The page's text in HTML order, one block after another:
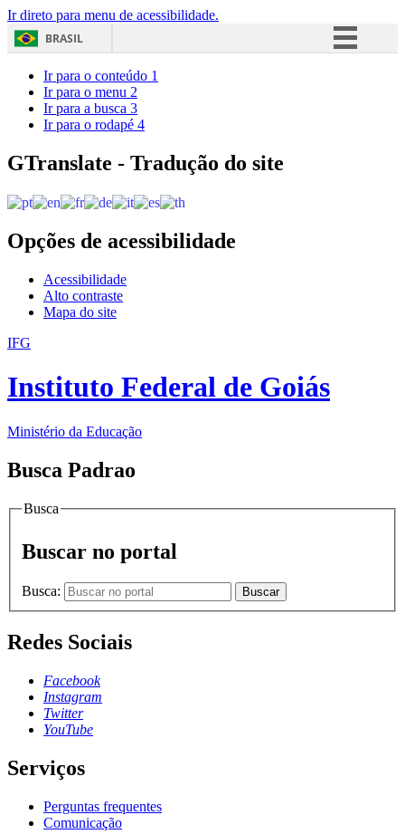
Ir direto para menu de acessibilidade.
BRASIL
Acesso à informação
Ir para o conteúdo 1
Ir para o menu 2
Ir para a busca 3
Ir para o rodapé 4
GTranslate - Tradução do site
Opções de acessibilidade
Acessibilidade
Alto contraste
Mapa do site
IFG
Instituto Federal de Goiás
Ministério da Educação
Busca Padrao
Busca
Buscar no portal
Busca: Buscar
Redes Sociais
Facebook
Instagram
Twitter
YouTube
Serviços
Perguntas frequentes
Comunicação